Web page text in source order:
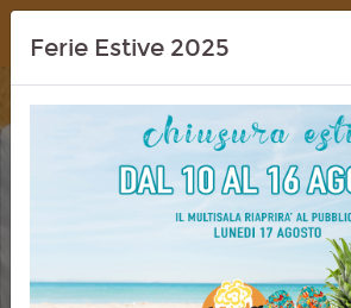
Dream Cinema
UNA SCOMODA
CAUGHT STEALING
Ferie Estive 2025